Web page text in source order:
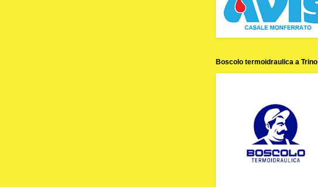
Boscolo termoidraulica a Trino